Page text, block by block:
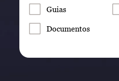
Guias
Documentos